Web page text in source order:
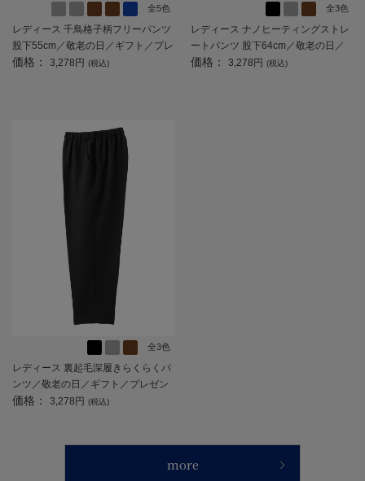
全5色
レディース 千鳥格子柄フリーパンツ
股下55cm／敬老の日／ギフト／プレ
ゼント 【CF】
価格： 3,278円 (税込)
全3色
レディース ナノヒーティングストレ
ートパンツ 股下64cm／敬老の日／
ギフト／プレゼント 【CF】
価格： 3,278円 (税込)
全3色
レディース 裏起毛深履きらくらくパ
ンツ／敬老の日／ギフト／プレゼン
ト 【CF】
価格： 3,278円 (税込)
more